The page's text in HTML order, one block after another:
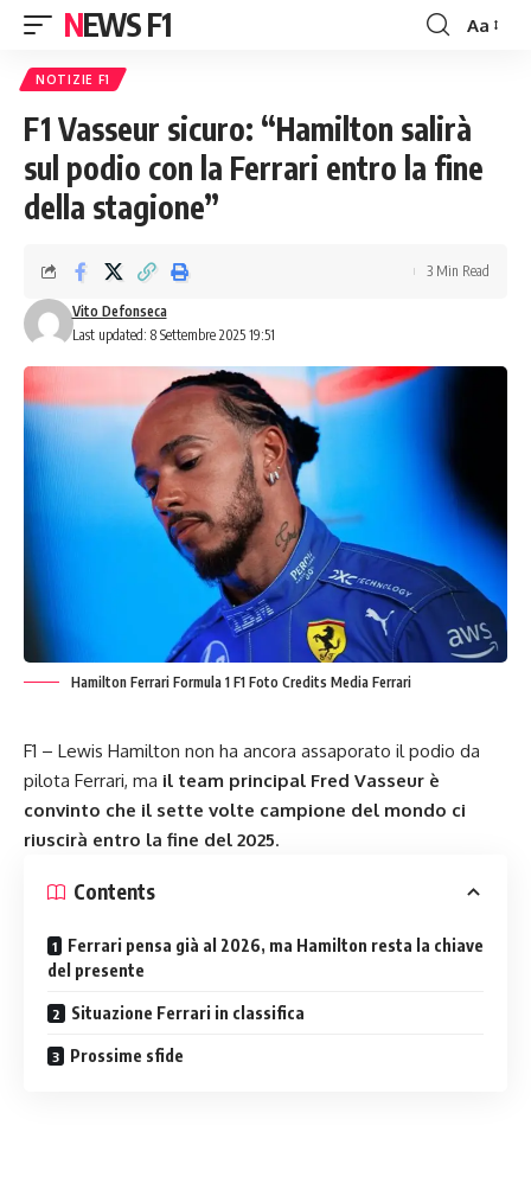
NEWS F1
Font
Aa
NOTIZIE F1
F1 Vasseur sicuro: “Hamilton salirà
sul podio con la Ferrari entro la fine
della stagione”
Last updated: 8 Settembre 2025 19:51
Vito Defonseca
3 Min Read
Hamilton Ferrari Formula 1 F1 Foto Credits Media Ferrari
F1 – Lewis Hamilton non ha ancora assaporato il podio da
pilota Ferrari, ma il team principal Fred Vasseur è
convinto che il sette volte campione del mondo ci
riuscirà entro la fine del 2025.
Contents
Ferrari pensa già al 2026, ma Hamilton resta la chiave
del presente
Situazione Ferrari in classifica
Prossime sfide